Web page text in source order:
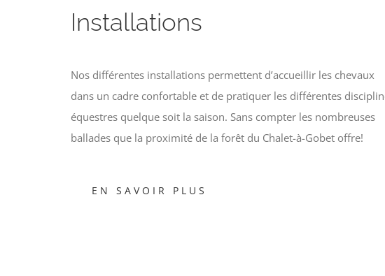
Installations
Nos différentes installations permettent d’accueillir les chevaux
dans un cadre confortable et de pratiquer les différentes
équestres quelque soit la saison. Sans compter les nombreuses
ballades que la proximité de la forêt du Chalet-à-Gobet offre!
EN SAVOIR PLUS